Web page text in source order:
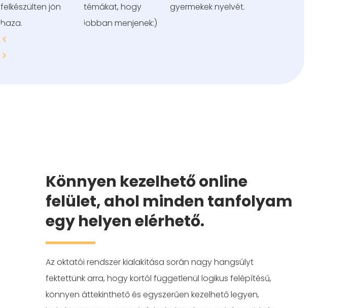
felkészülten jön
haza.
témákat, hogy
jobban menjenek:)
gyermekek nyelvét.
Könnyen kezelhető online
felület, ahol minden tanfolyam
egy helyen elérhető.
Az oktatói rendszer kialakítása során nagy hangsúlyt
fektettünk arra, hogy kortól függetlenül logikus felépítésű,
könnyen áttekinthető és egyszerűen kezelhető legyen,